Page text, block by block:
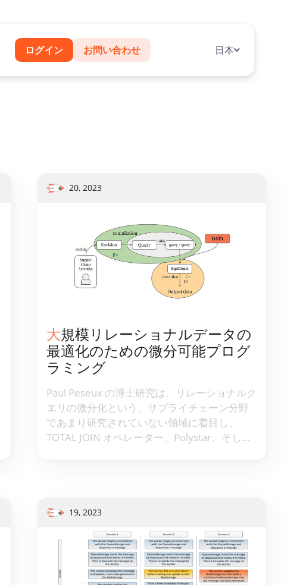
ログイン お問い合わせ 日本
20, 2023
大規模リレーショナルデータの
最適化のための微分可能プログ
ラミング
Paul Peseux の博士研究は、リレーショナルク
エリの微分化という、サプライチェーン分野
であまり研究されていない領域に着目し、
TOTAL JOIN オペレーター、Polystar、そして
に統合されています。
19, 2023